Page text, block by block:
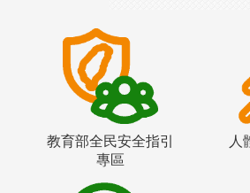
教育部全民安全指引
專區
人